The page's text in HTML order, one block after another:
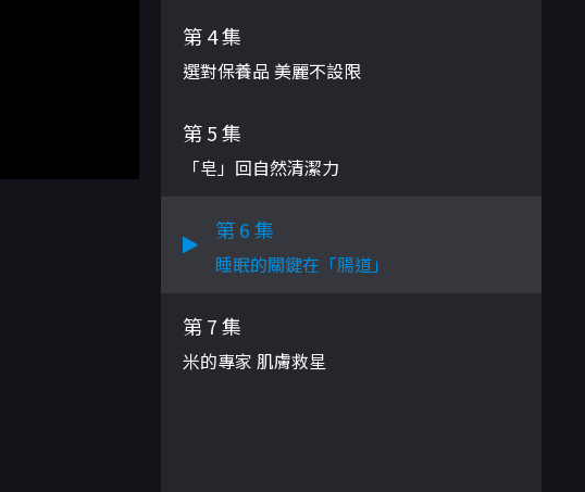
第 4 集
選對保養品 美麗不設限
第 5 集
「皂」回自然清潔力
第 6 集
睡眠的關鍵在「腸道」
第 7 集
米的專家 肌膚救星